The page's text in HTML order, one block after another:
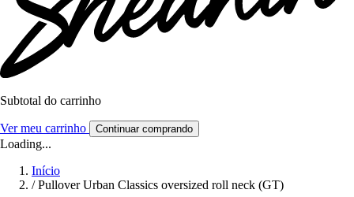
Subtotal do carrinho
Ver meu carrinho Continuar comprando
Loading...
Início
/ Pullover Urban Classics oversized roll neck (GT)